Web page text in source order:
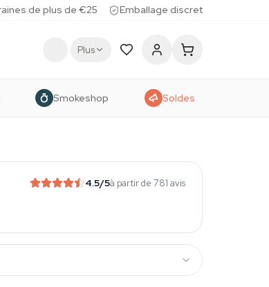
de plus de €25 Emballage discret
Plus
Smokeshop Soldes
4.5/5à partir de 781 avis